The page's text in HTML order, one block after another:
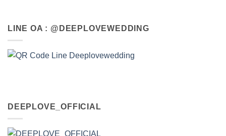
LINE OA : @DEEPLOVEWEDDING
DEEPLOVE_OFFICIAL